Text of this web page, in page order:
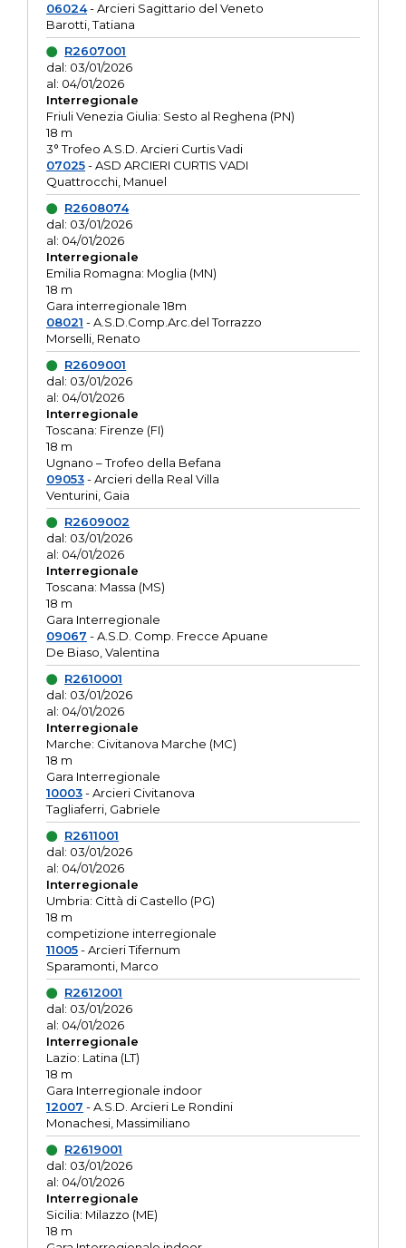
06024- Arcieri Sagittario del Veneto
Barotti, Tatiana
R2607001
dal: 03/01/2026
al: 04/01/2026
Interregionale
Friuli Venezia Giulia: Sesto al Reghena (PN)
18 m
3° Trofeo A.S.D. Arcieri Curtis Vadi
07025- ASD ARCIERI CURTIS VADI
Quattrocchi, Manuel
R2608074
dal: 03/01/2026
al: 04/01/2026
Interregionale
Emilia Romagna: Moglia (MN)
18 m
Gara interregionale 18m
08021 - A.S.D.Comp.Arc.del Torrazzo
Morselli, Renato
R2609001
dal: 03/01/2026
al: 04/01/2026
Interregionale
Toscana: Firenze (FI)
18 m
Ugnano – Trofeo della Befana
09053- Arcieri della Real Villa
Venturini, Gaia
R2609002
dal: 03/01/2026
al: 04/01/2026
Interregionale
Toscana: Massa (MS)
18 m
Gara Interregionale
09067 - A.S.D. Comp. Frecce Apuane
De Biaso, Valentina
R2610001
dal: 03/01/2026
al: 04/01/2026
Interregionale
Marche: Civitanova Marche (MC)
18 m
Gara Interregionale
10003- Arcieri Civitanova
Tagliaferri, Gabriele
R2611001
dal: 03/01/2026
al: 04/01/2026
Interregionale
Umbria: Città di Castello (PG)
18 m
competizione interregionale
11005- Arcieri Tifernum
Sparamonti, Marco
R2612001
dal: 03/01/2026
al: 04/01/2026
Interregionale
Lazio: Latina (LT)
18 m
Gara Interregionale indoor
12007 - A.S.D. Arcieri Le Rondini
Monachesi, Massimiliano
R2619001
dal: 03/01/2026
al: 04/01/2026
Interregionale
Sicilia: Milazzo (ME)
18 m